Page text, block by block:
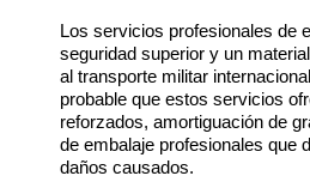
Los servicios profesionales de
seguridad superior y un
al transporte militar
probable que estos servicios
reforzados, amortiguación de
de embalaje profesionales que
daños causados.